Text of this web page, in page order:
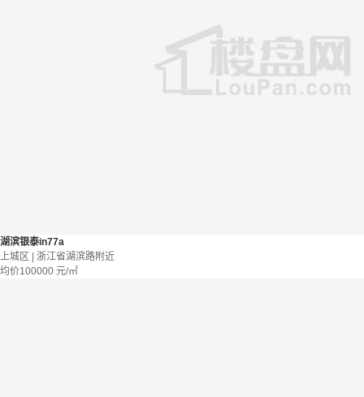
湖滨银泰in77a
上城区 | 浙江省湖滨路附近
均价100000 元/㎡